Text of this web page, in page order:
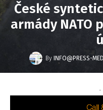
České
armády NATO
By INFO@PRESS-
-